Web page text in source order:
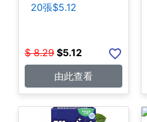
20張$5.12
$ 8.29 $5.12
由此查看